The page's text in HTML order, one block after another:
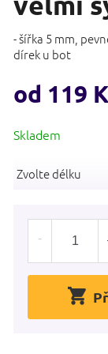
- šířka 5 mm,
dírek u bot
od 119
cena: